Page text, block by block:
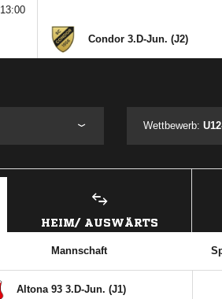
13:00
Condor 3.D-Jun. (J2)
Wettbewerb:
HEIM/ AUSWÄRTS
Mannschaft
Altona 93 3.D-Jun. (J1)